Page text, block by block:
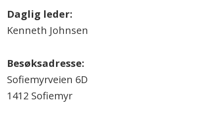
Daglig leder:
Kenneth Johnsen
Besøksadresse:
Sofiemyrveien 6D
1412 Sofiemyr